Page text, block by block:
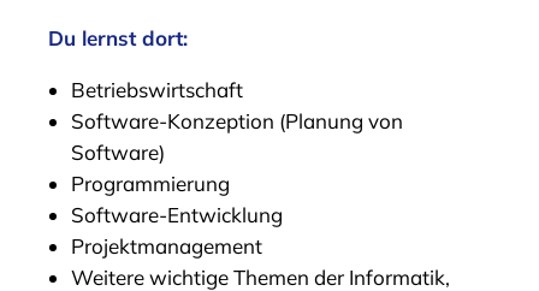
Du lernst dort:
Betriebswirtschaft
Software-Konzeption (Planung von
Software)
Programmierung
Software-Entwicklung
Projektmanagement
Weitere wichtige Themen der Informatik,